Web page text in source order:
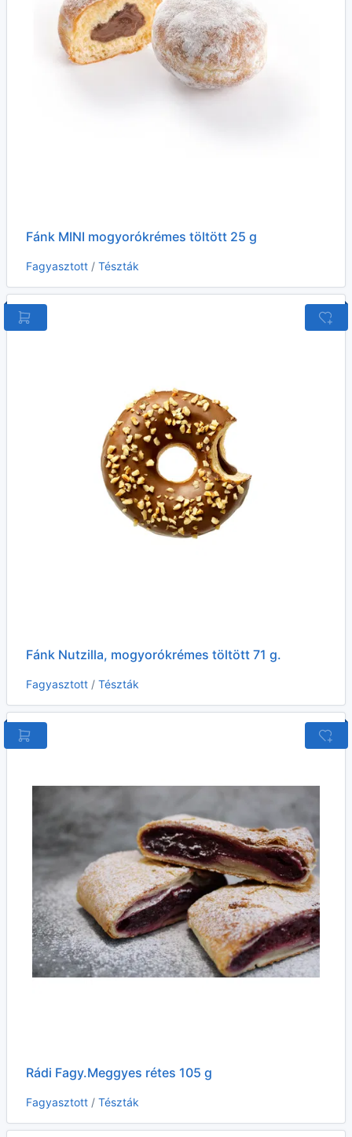
Fánk MINI mogyorókrémes töltött 25 g
Fagyasztott / Tészták
Fánk Nutzilla, mogyorókrémes töltött 71 g.
Fagyasztott / Tészták
Rádi Fagy.Meggyes rétes 105 g
Fagyasztott / Tészták